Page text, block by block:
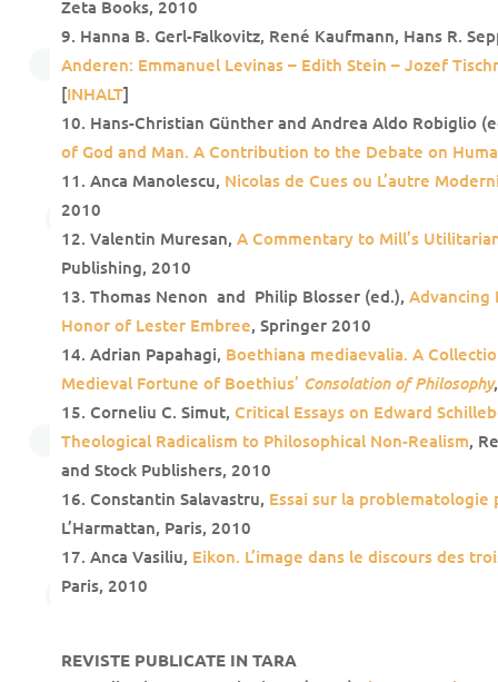
Zeta Books, 2010
Hanna B. Gerl-Falkovitz, René Kaufmann, Hans R.
Anderen: Emmanuel Levinas – Edith Stein – Jozef
[INHALT]
Hans-Christian Günther and Andrea Aldo Robiglio
of God and Man. A Contribution to the Debate on
Anca Manolescu, Nicolas de Cues ou L’autre
2010
Valentin Muresan, A Commentary to Mill’s
Publishing, 2010
Thomas Nenon and Philip Blosser (ed.), Advancing
Honor of Lester Embree, Springer 2010
Adrian Papahagi, Boethiana mediaevalia. A
Medieval Fortune of Boethius’ Consolation of Philosophy
Corneliu C. Simut, Critical Essays on Edward
Theological Radicalism to Philosophical Non-Realism,
and Stock Publishers, 2010
Constantin Salavastru, Essai sur la problematologie
L’Harmattan, Paris, 2010
Anca Vasiliu, Eikon. L’image dans le discours des
Paris, 2010
REVISTE PUBLICATE IN TARA